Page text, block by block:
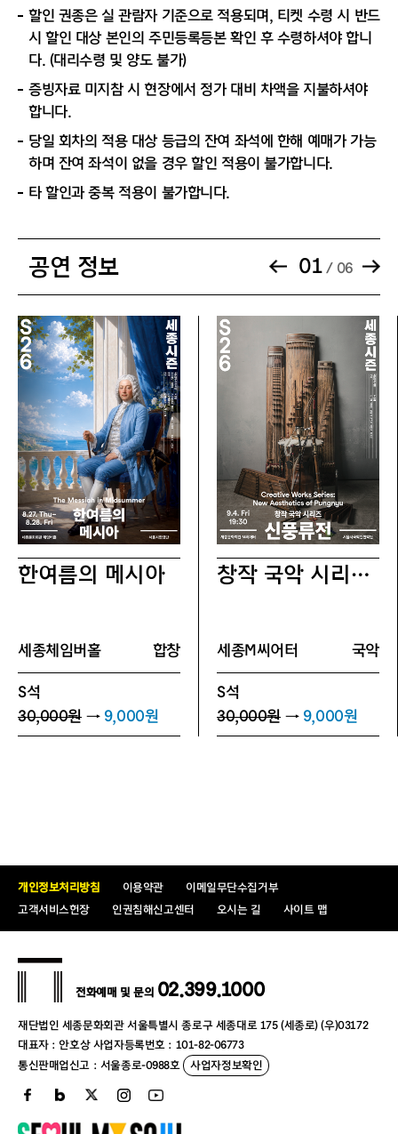
할인 권종은 실 관람자 기준으로 적용되며, 티켓 수령 시 반드
시 할인 대상 본인의 주민등록등본 확인 후 수령하셔야 합니
다. (대리수령 및 양도 불가)
증빙자료 미지참 시 현장에서 정가 대비 차액을 지불하셔야
합니다.
당일 회차의 적용 대상 등급의 잔여 좌석에 한해 예매가 가능
하며 잔여 좌석이 없을 경우 할인 적용이 불가합니다.
타 할인과 중복 적용이 불가합니다.
공연 정보 01/ 06
한여름의 메시아
세종체임버홀 합창
S석
30,000원 → 9,000원
창작 국악 시리즈 신풍류전
세종M씨어터 국악
S석
30,000원 → 9,000원
개인정보처리방침 이용약관
이메일무단수집거부
고객서비스헌장
인권침해신고센터 오시는 길 사이트 맵
재단법인 세종문화회관 서울특별시 종로구 세종대로 175 (세종로) (우)03172
대표자 : 안호상 사업자등록번호 : 101-82-06773
통신판매업신고 : 서울종로-0988호 사업자정보확인
전화예매 및 문의 02.399.1000